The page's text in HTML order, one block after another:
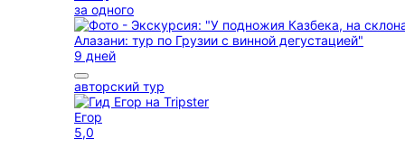
за одного
9 дней
авторский тур
Егор
5,0